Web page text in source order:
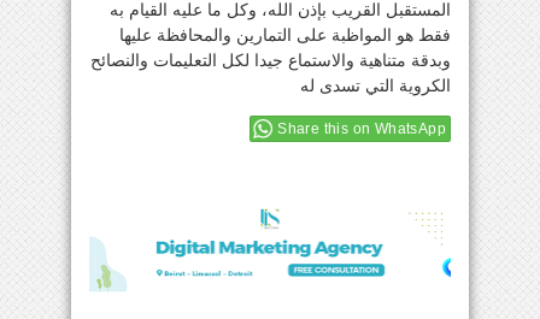
المستقبل القريب بإذن الله، وكل ما عليه القيام به
فقط هو المواظبة على التمارين والمحافظة عليها
وبدقة متناهية والاستماع جيدا لكل التعليمات والنصائح
الكروية التي تسدى له
Share this on WhatsApp